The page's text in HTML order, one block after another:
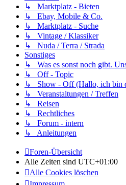
↳ Marktplatz - Bieten
↳ Ebay, Mobile & Co.
↳ Marktplatz - Suche
↳ Vintage / Klassiker
↳ Nuda / Terra / Strada
Sonstiges
↳ Was es sonst noch gibt.
↳ Off - Topic
↳ Show - Off (Hallo, ich bin
↳ Veranstaltungen / Treffen
↳ Reisen
↳ Rechtliches
↳ Forum - intern
↳ Anleitungen
Foren-Übersicht
Alle Zeiten sind UTC+01:00
Alle Cookies löschen